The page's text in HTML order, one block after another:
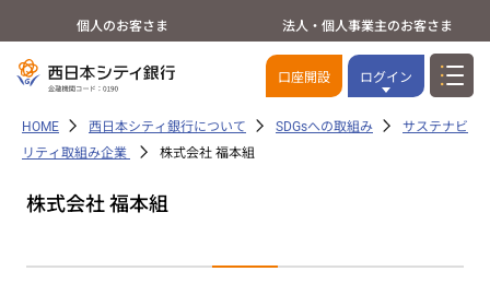
個人のお客さま 法人・個人事業主のお客さま
口座開設 ログイン
HOME 西日本シティ銀行について SDGsへの取組み
サステナビ
リティ取組み企業
株式会社 福本組
株式会社 福本組